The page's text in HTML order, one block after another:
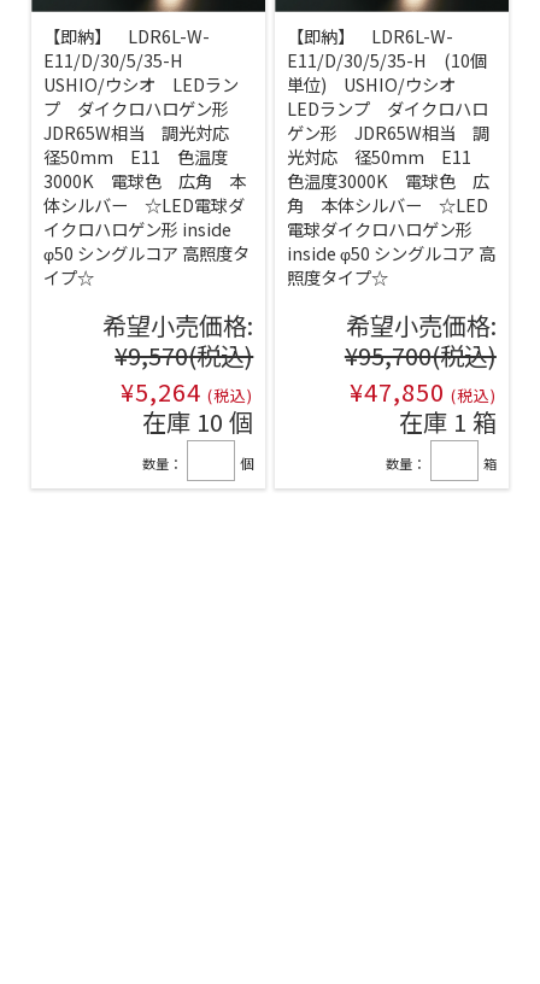
【即納】 LDR6L-W-
E11/D/30/5/35-H
USHIO/ウシオ LEDラン
プ ダイクロハロゲン形
JDR65W相当 調光対応
径50mm E11 色温度
3000K 電球色 広角 本
体シルバー ☆LED電球ダ
イクロハロゲン形 inside
φ50 シングルコア 高照度タ
イプ☆
希望小売価格:
¥9,570(税込)
¥5,264 (税込)
在庫 10 個
数量： 個
【即納】 LDR6L-W-
E11/D/30/5/35-H (10個
単位) USHIO/ウシオ
LEDランプ ダイクロハロ
ゲン形 JDR65W相当 調
光対応 径50mm E11
色温度3000K 電球色 広
角 本体シルバー ☆LED
電球ダイクロハロゲン形
inside φ50 シングルコア 高
照度タイプ☆
希望小売価格:
¥95,700(税込)
¥47,850 (税込)
在庫 1 箱
数量： 箱